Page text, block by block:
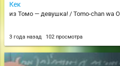
Кек
из Томо — девушка! / Tomo-chan wa
3 года назад 102 просмотра